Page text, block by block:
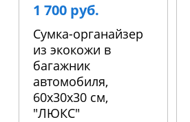
1 700 руб.
Сумка-органайзер
из экокожи в
багажник
автомобиля,
60х30х30 см,
"ЛЮКС"